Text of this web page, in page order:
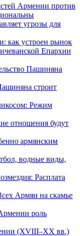
Армении против
угрозы для
как устроен рынок
Епархии
Пашиняна
строит
Режим
отношения будут
армянским
водные виды,
Расплата
Армян на скамье
роль
(XVIII–XX вв.)